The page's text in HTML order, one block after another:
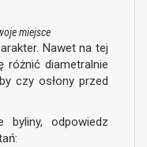
miejsce
Nawet na tej
różnić diametralnie
czy osłony przed
byliny, odpowiedz